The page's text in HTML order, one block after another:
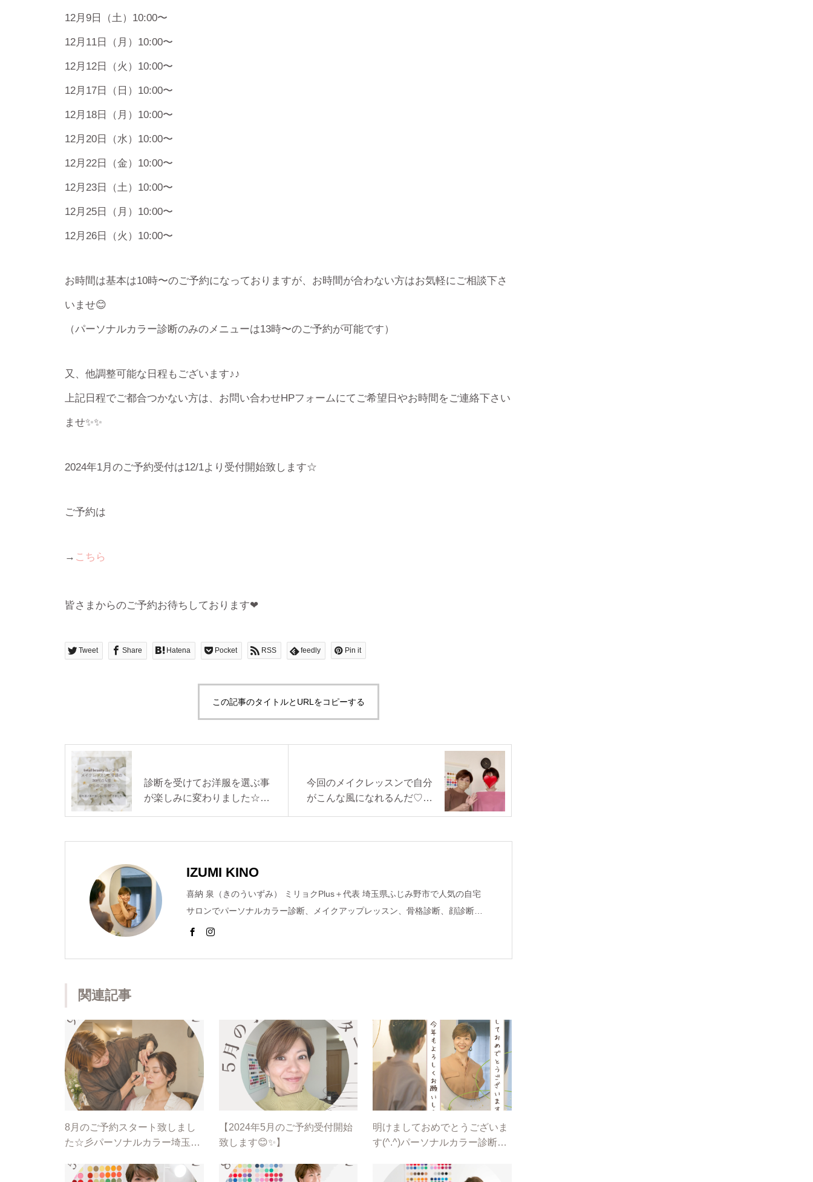
12月9日（土）10:00〜
12月11日（月）10:00〜
12月12日（火）10:00〜
12月17日（日）10:00〜
12月18日（月）10:00〜
12月20日（水）10:00〜
12月22日（金）10:00〜
12月23日（土）10:00〜
12月25日（月）10:00〜
12月26日（火）10:00〜
お時間は基本は10時〜のご予約になっておりますが、お時間が合わない方はお気軽にご相談下さ
いませ😊
（パーソナルカラー診断のみのメニューは13時〜のご予約が可能です）
又、他調整可能な日程もございます♪♪
上記日程でご都合つかない方は、お問い合わせHPフォームにてご希望日やお時間をご連絡下さい
ませ✨✨
2024年1月のご予約受付は12/1より受付開始致します☆
ご予約は
→ こちら
皆さまからのご予約お待ちしております❤︎
Tweet Share Hatena Pocket RSS feedly Pin it
この記事のタイトルとURLをコピーする
診断を受けてお洋服を選ぶ事
が楽しみに変わりました☆パ
今回のメイクレッスンで自分
がこんな風になれるんだ♡と
IZUMI KINO
喜納 泉（きのういずみ） ミリョクPlus＋代表 埼玉県ふじみ野市で人気の自宅
サロンでパーソナルカラー診断、メイクアップレッスン、骨格診断、顔診断、
ショッピング同行のメニューを提供し魅力コーディネーターとして活動。 以前
た、美容室のスタッフ様向けのパーソナルカラー講座を開催。近年では、らら
関連記事
8月のご予約スタート致しまし
た☆彡パーソナルカラー埼玉・
【2024年5月のご予約受付開始
致します😊✨】
明けましておめでとうございま
す(^.^)パーソナルカラー診断@